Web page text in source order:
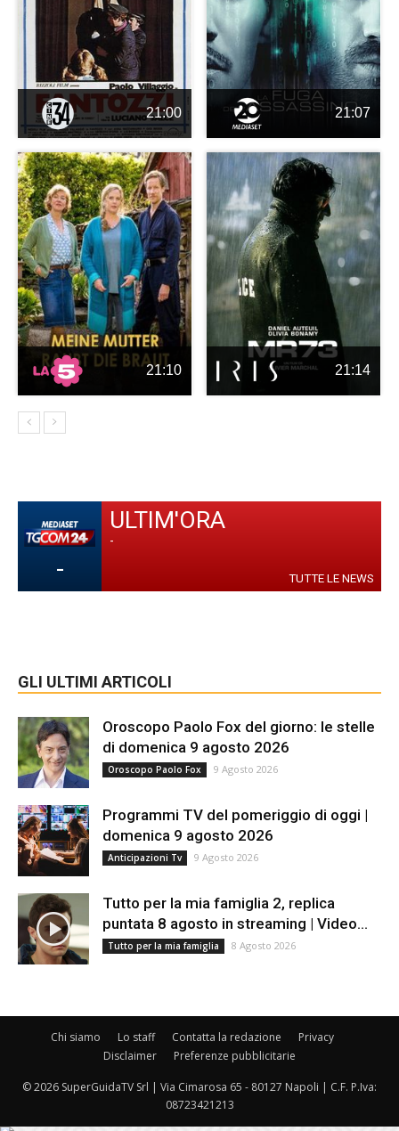
21:00 21:07
21:10 21:14
-
ULTIM'ORA
-
TUTTE LE NEWS
GLI ULTIMI ARTICOLI
Oroscopo Paolo Fox del giorno: le stelle
di domenica 9 agosto 2026
Oroscopo Paolo Fox 9 Agosto 2026
Programmi TV del pomeriggio di oggi |
domenica 9 agosto 2026
Anticipazioni Tv 9 Agosto 2026
Tutto per la mia famiglia 2, replica
puntata 8 agosto in streaming | Video...
Tutto per la mia famiglia 8 Agosto 2026
Chi siamo Lo staff Contatta la redazione
Privacy
Disclaimer
Preferenze pubblicitarie
© 2026 SuperGuidaTV Srl | Via Cimarosa 65 - 80127 Napoli | C.F. P.Iva:
08723421213